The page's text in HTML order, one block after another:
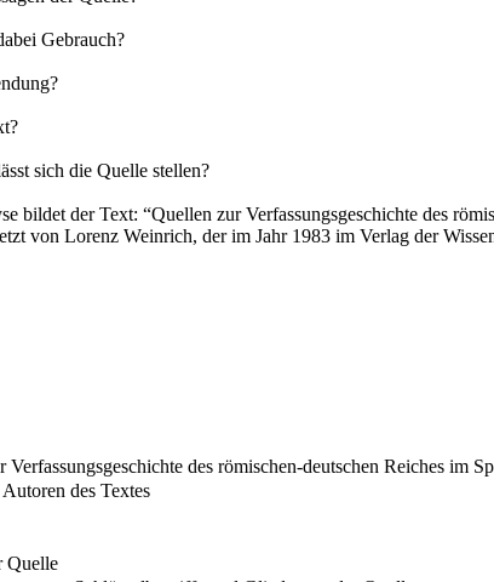
Gebrauch?
sich die Quelle stellen?
bildet der Text: “Quellen zur Verfassungsgeschichte des
von Lorenz Weinrich, der im Jahr 1983 im Verlag der
des römischen-deutschen Reiches
des Textes
Quelle